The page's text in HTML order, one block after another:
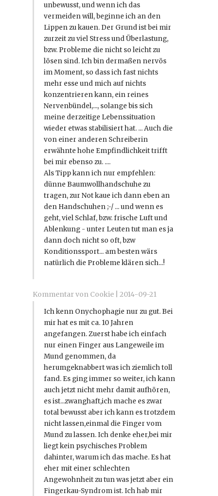
unbewusst, und wenn ich das
vermeiden will, beginne ich an den
Lippen zu kauen. Der Grund ist bei mir
zurzeit zu viel Stress und Überlastung,
bzw. Probleme die nicht so leicht zu
lösen sind. Ich bin dermaßen nervös
im Moment, so dass ich fast nichts
mehr esse und mich auf nichts
konzentrieren kann, ein reines
Nervenbündel,..., solange bis sich
meine derzeitige Lebenssituation
wieder etwas stabilisiert hat. ... Auch die
von einer anderen Schreiberin
erwähnte hohe Empfindlichkeit trifft
bei mir ebenso zu. ....
Als Tipp kann ich nur empfehlen:
dünne Baumwollhandschuhe zu
tragen, zur Not kaue ich dann eben an
den Handschuhen ;-/ ... und wenn es
geht, viel Schlaf, bzw. frische Luft und
Ablenkung - unter Leuten tut man es ja
dann doch nicht so oft, bzw
Konditionssport... am besten wärs
natürlich die Probleme klären sich...!
Kommentar von Cookie |2014-09-21
Ich kenn Onychophagie nur zu gut. Bei
mir hat es mit ca. 10 Jahren
angefangen. Zuerst habe ich einfach
nur einen Finger aus Langeweile im
Mund genommen, da
herumgeknabbert was ich ziemlich toll
fand. Es ging immer so weiter, ich kann
auch jetzt nicht mehr damit aufhören,
es ist...zwanghaft,ich mache es zwar
total bewusst aber ich kann es trotzdem
nicht lassen,einmal die Finger vom
Mund zu lassen. Ich denke eher,bei mir
liegt kein psychisches Problem
dahinter, warum ich das mache. Es hat
eher mit einer schlechten
Angewohnheit zu tun was jetzt aber ein
Fingerkau-Syndrom ist. Ich hab mir